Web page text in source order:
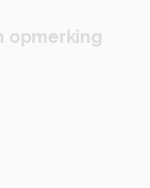
opmerking